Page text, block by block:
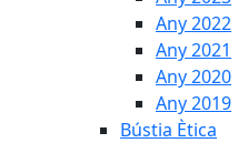
Any 2022
Any 2021
Any 2020
Any 2019
Bústia Ètica